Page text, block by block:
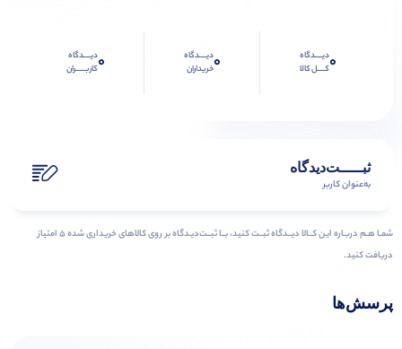
0دیــــدگاه
کــــل کالا
0دیــــدگاه
خریداران
0دیــــدگاه
کاربـــــران
ثبـــــت‌دیدگاه
به‌عنوان کاربر
شمـا هـم دربـاره ایـن کــالا دیــدگاه ثبــت کنید، بــا ثبــت‌دیـدگاه بر روی کالاهای خریداری شده ۵ امتیاز
دریافت کنید.
پرسش‌ها